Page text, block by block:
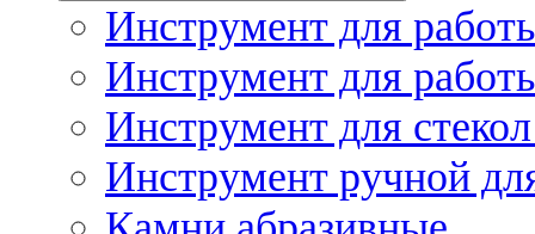
Инструмент для
Инструмент для
Инструмент для
Инструмент ручной